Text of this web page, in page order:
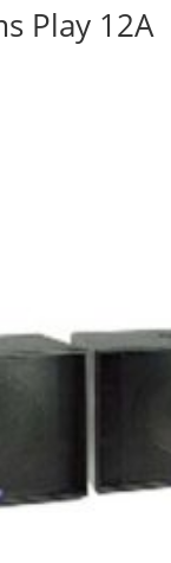
Play 12A